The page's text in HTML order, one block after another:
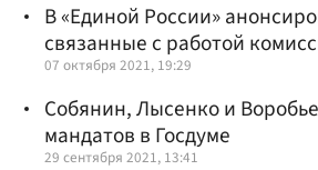
В «Единой России»
связанные с работой
07 октября 2021, 19:29
Собянин, Лысенко и
мандатов в Госдуме
29 сентября 2021, 13:41